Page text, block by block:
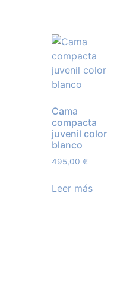
Cama
compacta
juvenil color
blanco
495,00 €
Leer más